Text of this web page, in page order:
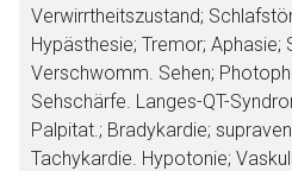
Verwirrtheitszustand;
Hypästhesie; Tremor; Aphasie;
Verschwomm. Sehen;
Sehschärfe. Langes-QT-
Palpitat.; Bradykardie;
Tachykardie. Hypotonie;